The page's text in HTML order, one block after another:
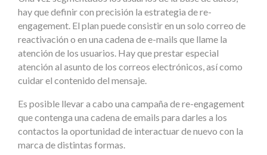
hay que definir con precisión la estrategia de re-
engagement. El plan puede consistir en un solo correo de
reactivación o en una cadena de e-mails que llame la
atención de los usuarios. Hay que prestar especial
atención al asunto de los correos electrónicos, así como
cuidar el contenido del mensaje.
Es posible llevar a cabo una campaña de re-engagement
que contenga una cadena de emails para darles a los
contactos la oportunidad de interactuar de nuevo con la
marca de distintas formas.